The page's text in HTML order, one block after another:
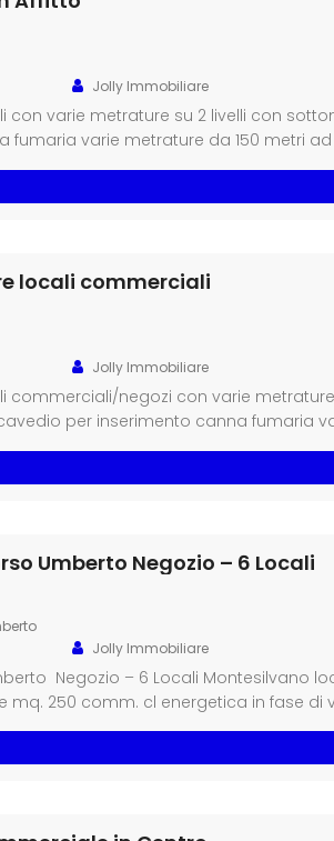
Jolly Immobiliare
con varie metrature su 2 livelli con
varie metrature da 150 metri
vendita) pronta consegna
locali commerciali
Jolly Immobiliare
negozi con varie metrature
per inserimento canna fumaria
Umberto Negozio – 6 Locali
Jolly Immobiliare
Negozio – 6 Locali Montesilvano
mq. 250 comm. cl energetica in fase di